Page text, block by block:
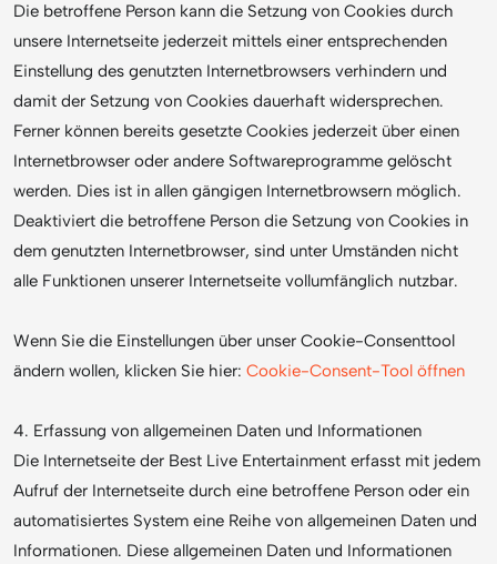
Die betroffene Person kann die Setzung von Cookies durch
unsere Internetseite jederzeit mittels einer entsprechenden
Einstellung des genutzten Internetbrowsers verhindern und
damit der Setzung von Cookies dauerhaft widersprechen.
Ferner können bereits gesetzte Cookies jederzeit über einen
Internetbrowser oder andere Softwareprogramme gelöscht
werden. Dies ist in allen gängigen Internetbrowsern möglich.
Deaktiviert die betroffene Person die Setzung von Cookies in
dem genutzten Internetbrowser, sind unter Umständen nicht
alle Funktionen unserer Internetseite vollumfänglich nutzbar.
Wenn Sie die Einstellungen über unser Cookie-Consenttool
ändern wollen, klicken Sie hier: Cookie-Consent-Tool öffnen
4. Erfassung von allgemeinen Daten und Informationen
Die Internetseite der Best Live Entertainment erfasst mit jedem
Aufruf der Internetseite durch eine betroffene Person oder ein
automatisiertes System eine Reihe von allgemeinen Daten und
Informationen. Diese allgemeinen Daten und Informationen